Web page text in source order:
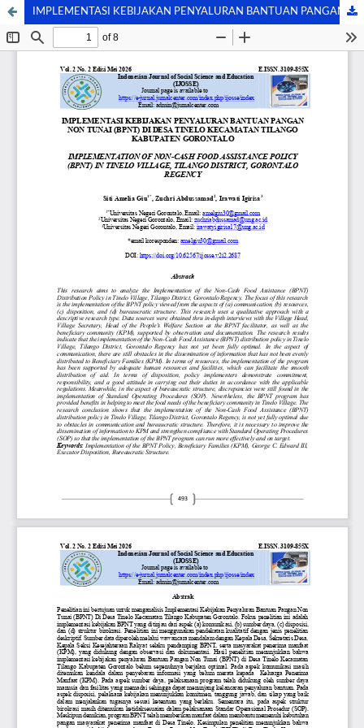
IMPLEMENTASI KEBIJAKAN PENYALURAN BANTUAN PANGAN NON TUNAI (BPNT) DI DESA TINELO KECAMATAN TILANGO KABUPATEN GORONTALO